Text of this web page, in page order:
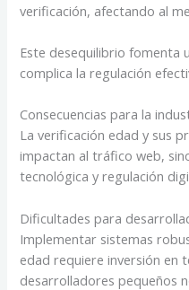
verificación, afectando al
Este desequilibrio fomenta
complica la regulación
Consecuencias para la
La verificación edad y sus
impactan al tráfico web,
tecnológica y regulación
Dificultades para
Implementar sistemas
edad requiere inversión en
desarrolladores pequeños